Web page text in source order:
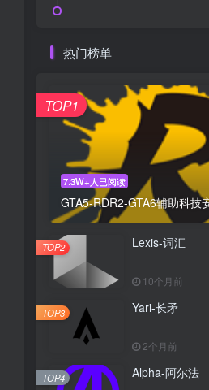
热门榜单
7.3W+人已阅读
GTA5-RDR2-GTA6辅助科技
TOP1
Lexis-词汇
10个月前
TOP2
Yari-长矛
2个月前
TOP3
Alpha-阿尔法
TOP4